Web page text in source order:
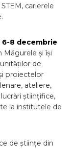
carierele
6-8 decembrie
Măgurele și își
de
proiectelor
ateliere,
științifice,
la institutele de
de ştiinţe din